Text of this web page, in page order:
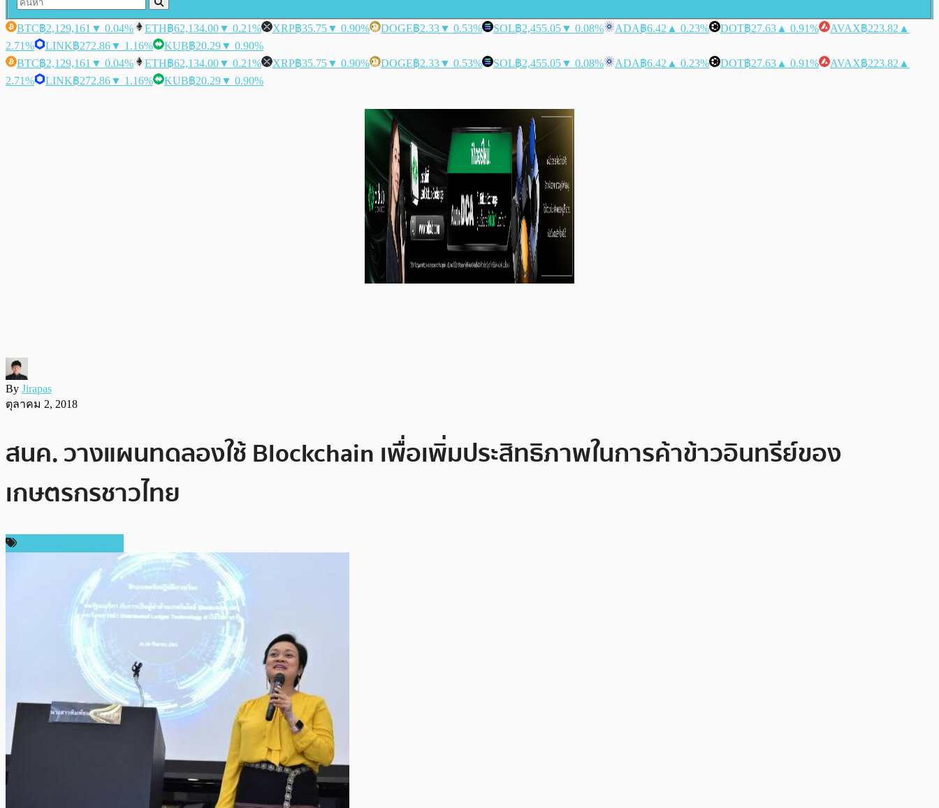
BTC฿2,129,161 ▼ 0.04% ETH฿62,134.00▼ 0.21% XRP฿35.75▼ 0.90% DOGE฿2.33▼ 0.53% SOL฿2,455.05▼ 0.08% ADA฿6.42 ▲ 0.23% DOT฿27.63 ▲ 0.91% AVAX฿223.82 ▲
2.71%
LINK฿272.86▼ 1.16% KUB฿20.29▼ 0.90%
BTC฿2,129,161 ▼ 0.04% ETH฿62,134.00▼ 0.21% XRP฿35.75▼ 0.90% DOGE฿2.33▼ 0.53% SOL฿2,455.05▼ 0.08% ADA฿6.42 ▲ 0.23% DOT฿27.63 ▲ 0.91% AVAX฿223.82 ▲
2.71%
LINK฿272.86▼ 1.16% KUB฿20.29▼ 0.90%
By Jirapas
ตุลาคม 2, 2018
สนค. วางแผนทดลองใช้ Blockchain เพื่อเพิ่มประสิทธิภาพในการค้าข้าวอินทรีย์ของ
เกษตรกรชาวไทย